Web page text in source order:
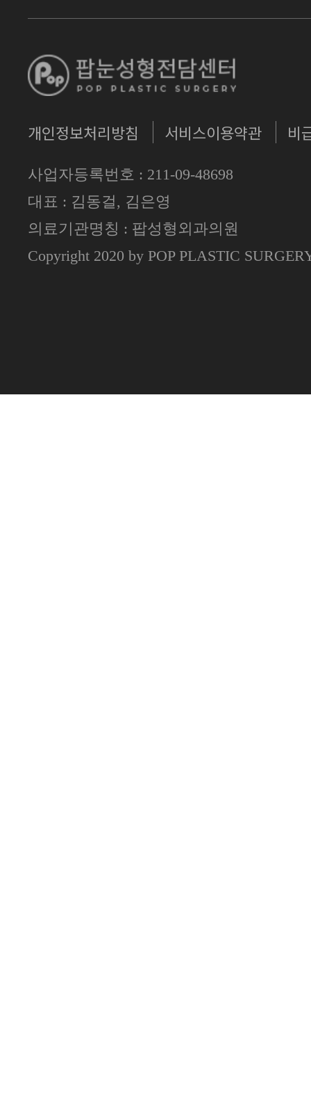
개인정보처리방침 서비스이용약관 비
사업자등록번호 : 211-09-48698
대표 : 김동걸, 김은영
의료기관명칭 : 팝성형외과의원
Copyright 2020 by POP PLASTIC